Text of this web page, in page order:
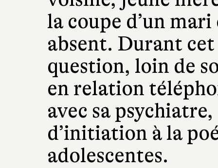
la coupe d’un
absent. Durant
question, loin de
en relation
avec sa
d’initiation à la
adolescentes.